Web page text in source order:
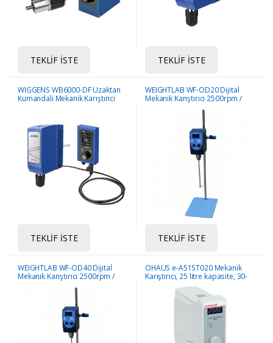
TEKLIF İSTE TEKLIF İSTE
WIGGENS WB6000-DF Uzaktan
Kumandalı Mekanik Karıştırıcı
TEKLIF İSTE
WEIGHTLAB WF-OD20 Dijital
Mekanik Karıştırıcı 2500rpm /
TEKLIF İSTE
WEIGHTLAB WF-OD40 Dijital
Mekanik Karıştırıcı 2500rpm /
OHAUS e-A51ST020 Mekanik
Karıştırıcı, 25 litre kapasite, 30-
2000 rpm hız